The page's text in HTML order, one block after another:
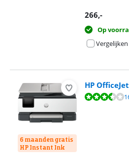
266,-
Op
Vergelijken
6 maanden gratis
HP Instant Ink
HP
Beoordeling is 7,2 van de 10, gebaseerd